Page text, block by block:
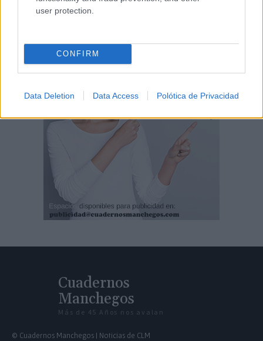
user protection.
CONFIRM
Data Deletion Data Access Polótica de Privacidad
Cuadernos
Manchegos
Más de 45 Años nos avalan
© Cuadernos Manchegos | Noticias de CLM